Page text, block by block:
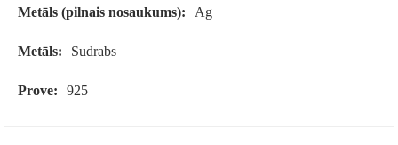
Metāls (pilnais nosaukums): Ag
Metāls: Sudrabs
Prove: 925